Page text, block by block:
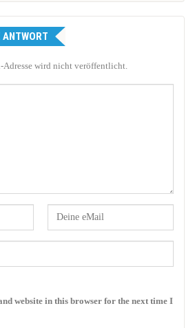
ANTWORT
Adresse wird nicht veröffentlicht.
website in this browser for the next time I